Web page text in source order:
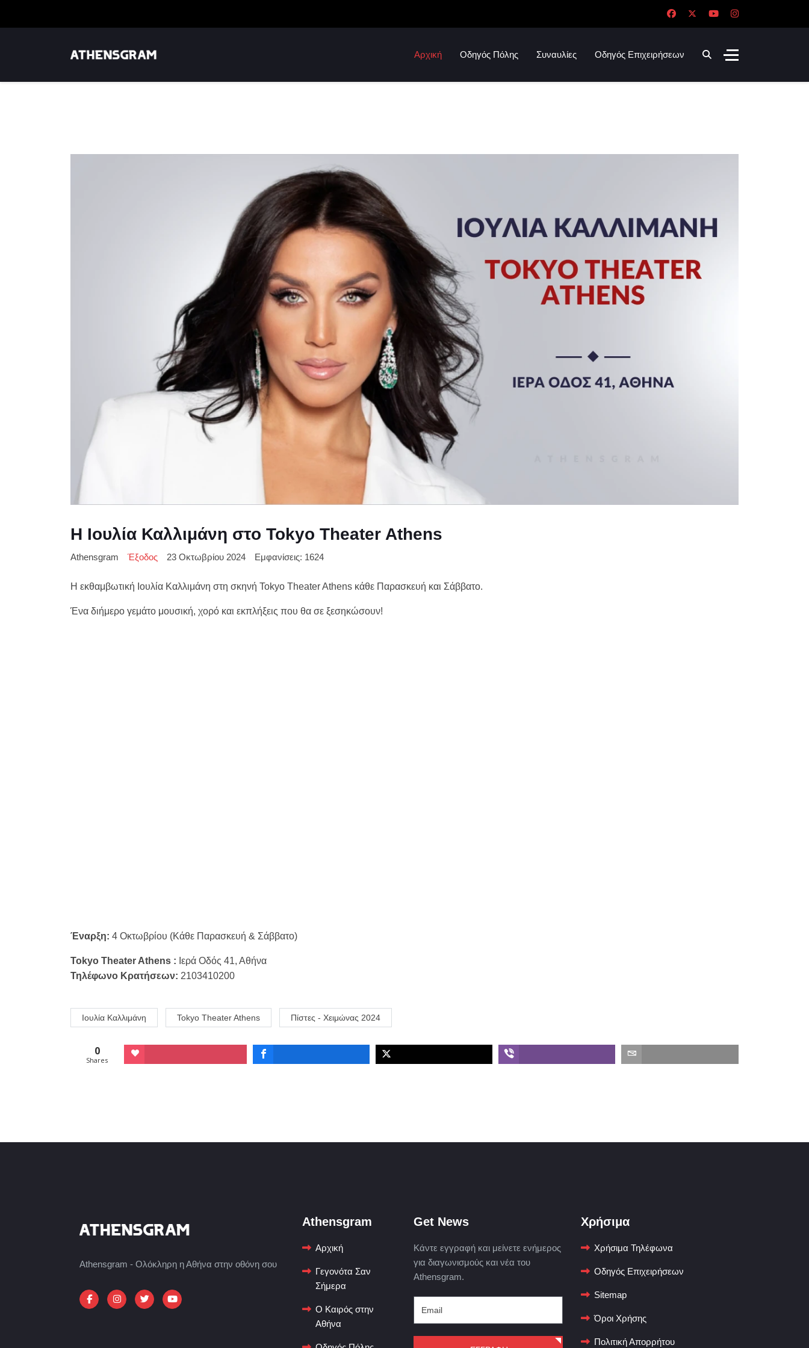
Αρχική Οδηγός Πόλης Συναυλίες Οδηγός Επιχειρήσεων
Η Ιουλία Καλλιμάνη στο Tokyo Theater Athens
Athensgram Έξοδος 23 Οκτωβρίου 2024 Εμφανίσεις: 1624
Η εκθαμβωτική Ιουλία Καλλιμάνη στη σκηνή Tokyo Theater Athens κάθε Παρασκευή και Σάββατο.
Ένα διήμερο γεμάτο μουσική, χορό και εκπλήξεις που θα σε ξεσηκώσουν!
Έναρξη: 4 Οκτωβρίου (Κάθε Παρασκευή & Σάββατο)
Tokyo Theater Athens : Ιερά Οδός 41, Αθήνα
Τηλέφωνο Κρατήσεων: 2103410200
Ιουλία Καλλιμάνη Tokyo Theater Athens Πίστες - Χειμώνας 2024
0
Shares
Athensgram - Ολόκληρη η Αθήνα στην οθόνη σου
Athensgram
Αρχική
Γεγονότα Σαν
Σήμερα
Ο Καιρός στην
Αθήνα
Get News
Κάντε εγγραφή και μείνετε ενήμερος
για διαγωνισμούς και νέα του
Athensgram.
Χρήσιμα
Χρήσιμα Τηλέφωνα
Οδηγός Επιχειρήσεων
Sitemap
Όροι Χρήσης
Πολιτική Απορρήτου